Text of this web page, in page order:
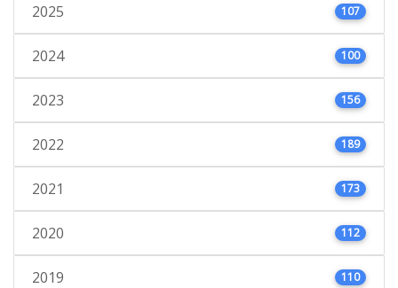
2025 107
2024 100
2023 156
2022 189
2021 173
2020 112
2019 110